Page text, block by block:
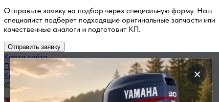
Отправьте заявку на подбор через специальную форму. Наш
специалист подберет подходящие оригинальные запчасти или
качественные аналоги и подготовит КП.
Отправить заявку
×
Карта сайта
Политика конфиденциальности
Каталог запчастей по названию
© 2014 — 2026 ООО «ВЭД»